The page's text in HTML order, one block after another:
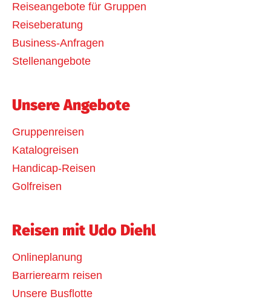
Reiseangebote für Gruppen
Reiseberatung
Business-Anfragen
Stellenangebote
Unsere Angebote
Gruppenreisen
Katalogreisen
Handicap-Reisen
Golfreisen
Reisen mit Udo Diehl
Onlineplanung
Barrierearm reisen
Unsere Busflotte